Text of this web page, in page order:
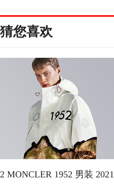
猜您喜欢
2 MONCLER 1952 男装 2021